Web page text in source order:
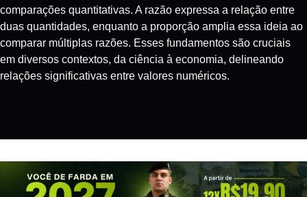
comparações quantitativas. A razão expressa a relação entre
duas quantidades, enquanto a proporção amplia essa ideia ao
comparar múltiplas razões. Esses fundamentos são cruciais
em diversos contextos, da ciência à economia, delineando
relações significativas entre valores numéricos.